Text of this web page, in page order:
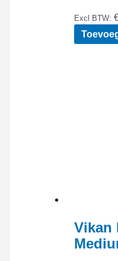
Excl BTW:
Vikan